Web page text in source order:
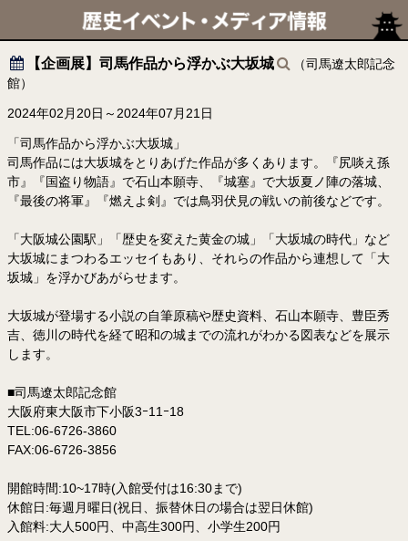
【企画展】司馬作品から浮かぶ大坂城
（司馬遼太郎記念
館）
2024年02月20日～2024年07月21日
「司馬作品から浮かぶ大坂城」
司馬作品には大坂城をとりあげた作品が多くあります。『尻啖え孫
市』『国盗り物語』で石山本願寺、『城塞』で大坂夏ノ陣の落城、
『最後の将軍』『燃えよ剣』では鳥羽伏見の戦いの前後などです。
「大阪城公園駅」「歴史を変えた黄金の城」「大坂城の時代」など
大坂城にまつわるエッセイもあり、それらの作品から連想して「大
坂城」を浮かびあがらせます。
大坂城が登場する小説の自筆原稿や歴史資料、石山本願寺、豊臣秀
吉、徳川の時代を経て昭和の城までの流れがわかる図表などを展示
します。
■司馬遼太郎記念館
大阪府東大阪市下小阪3ｰ11ｰ18
TEL:06-6726-3860
FAX:06-6726-3856
開館時間:10~17時(入館受付は16:30まで)
休館日:毎週月曜日(祝日、振替休日の場合は翌日休館)
入館料:大人500円、中高生300円、小学生200円